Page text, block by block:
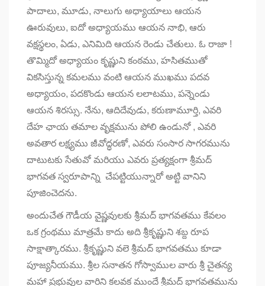
పాదాలు, మూడు, నాలుగు అధ్యాయాలు ఆయన
ఊరువులు, ఐదో అధ్యాయము ఆయన నాభి, ఆరు
వక్షస్థలం, ఏడు, ఎనిమిది ఆయన రెండు చేతులు. ఓ రాజా !
తొమ్మిదో అధ్యాయం కృష్ణుని కంఠము, హసితముతో
వికసిస్తున్న కమలము వంటి ఆయన ముఖము పదవ
అధ్యాయం, పదకొండు ఆయన లలాటము, పన్నెండు
ఆయన శిరస్సు. నేను, ఆదిదేవుడు, కరుణామూర్తి, ఎవరి
దేహ ఛాయ తమాల వృక్షమును పోలి ఉండునో , ఎవరి
అవతార లక్ష్యము జీవోద్ధరణో, ఎవరు సంసార సాగరమును
దాటుటకు సేతువో మరియు ఎవరు ప్రత్యక్షంగా శ్రీమద్
భాగవత స్వరూపాన్ని చేపట్టియున్నారో అట్టి వానిని
పూజించెదను.
అందుచేత గౌడీయ వైష్ణవులకు శ్రీమద్ భాగవతము కేవలం
ఒక గ్రంథము మాత్రమే కాదు అది శ్రీకృష్ణుని శబ్ద రూప
సాక్షాత్కారము. శ్రీకృష్ణుని వలె శ్రీమద్ భాగవతము కూడా
పూజ్యనీయము. శ్రీల సనాతన గోస్వాముల వారు శ్రీ చైతన్య
మహా ప్రభువుల వారిని కలవక ముందే శ్రీమద్ భాగవతమును